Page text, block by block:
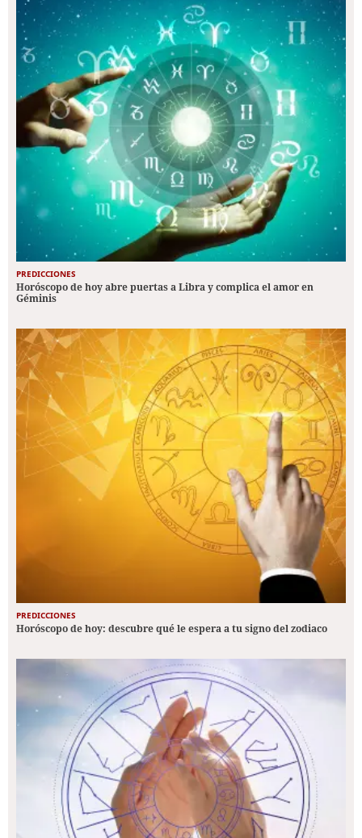
PREDICCIONES
Horóscopo de hoy abre puertas a Libra y complica el amor en
Géminis
PREDICCIONES
Horóscopo de hoy: descubre qué le espera a tu signo del zodiaco